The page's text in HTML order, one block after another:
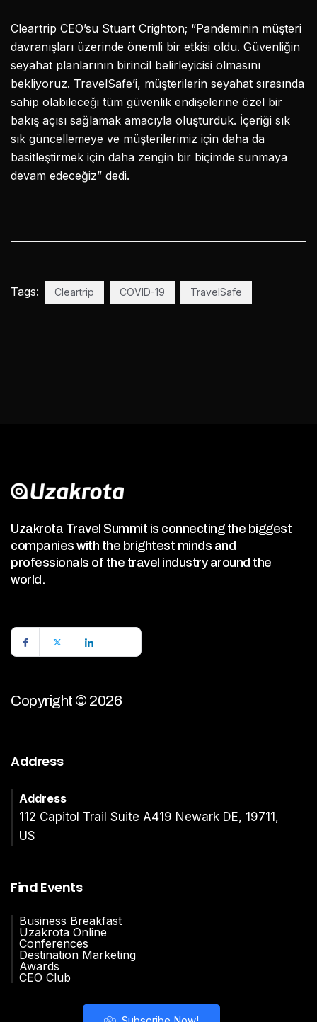
Cleartrip CEO’su Stuart Crighton; “Pandeminin müşteri
davranışları üzerinde önemli bir etkisi oldu. Güvenliğin
seyahat planlarının birincil belirleyicisi olmasını
bekliyoruz. TravelSafe’i, müşterilerin seyahat sırasında
sahip olabileceği tüm güvenlik endişelerine özel bir
bakış açısı sağlamak amacıyla oluşturduk. İçeriği sık
sık güncellemeye ve müşterilerimiz için daha da
basitleştirmek için daha zengin bir biçimde sunmaya
devam edeceğiz” dedi.
Tags: Cleartrip COVID-19 TravelSafe
Uzakrota Travel Summit is connecting the biggest
companies with the brightest minds and
professionals of the travel industry around the
world.
Copyright © 2026
Address
Address
112 Capitol Trail Suite A419 Newark DE, 19711,
US
Find Events
Business Breakfast
Uzakrota Online
Conferences
Destination Marketing
Awards
CEO Club